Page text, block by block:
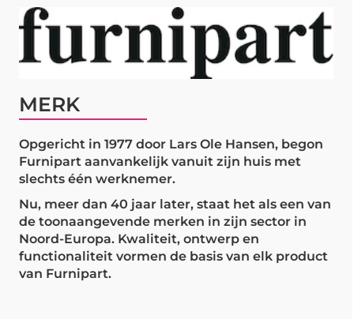
MERK
Opgericht in 1977 door Lars Ole Hansen, begon
Furnipart aanvankelijk vanuit zijn huis met
slechts één werknemer.
Nu, meer dan 40 jaar later, staat het als een van
de toonaangevende merken in zijn sector in
Noord-Europa. Kwaliteit, ontwerp en
functionaliteit vormen de basis van elk product
van Furnipart.